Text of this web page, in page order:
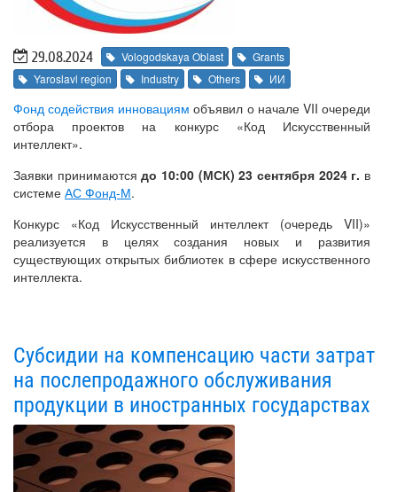
29.08.2024 Vologodskaya Oblast
Grants
Yaroslavl region
Industry Others ИИ
Фонд содействия инновациям объявил о начале VII очереди
отбора проектов на конкурс «Код Искусственный
интеллект».
Заявки принимаютсядо 10:00 (МСК) 23 сентября 2024 г. в
системе АС Фонд-М.
Конкурс «Код Искусственный интеллект (очередь VII)»
реализуется в целях создания новых и развития
существующих открытых библиотек в сфере искусственного
интеллекта.
Субсидии на компенсацию части затрат
на послепродажного обслуживания
продукции в иностранных государствах